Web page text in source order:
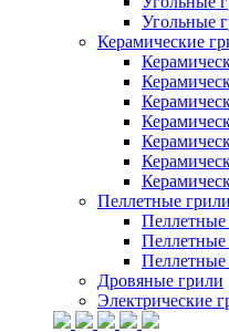
Угольные
Керамические
Пеллетные грили
Пеллетные
Пеллетные
Дровяные грили
Электрические